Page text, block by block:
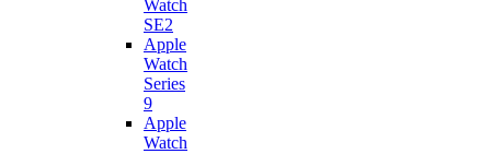
Watch
SE2
Apple
Watch
Series
9
Apple
Watch